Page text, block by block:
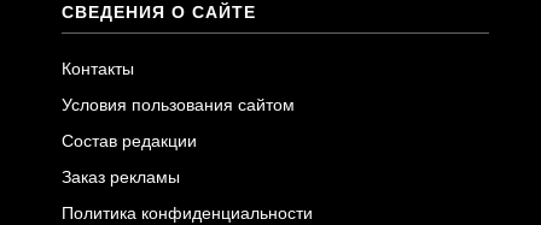
СВЕДЕНИЯ О САЙТЕ
Контакты
Условия пользования сайтом
Состав редакции
Заказ рекламы
Политика конфиденциальности